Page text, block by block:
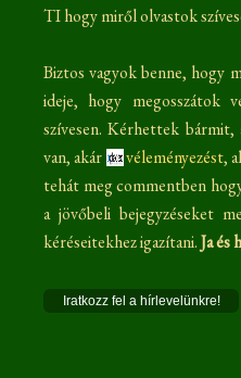
TI hogy miről olvastok
Biztos vagyok benne, hogy
ideje, hogy megosszátok
szívesen. Kérhettek bármit,
van, akár
véleményezést,
tehát meg commentben
a jövőbeli bejegyzéseket
kéréseitekhez igazítani.Ja és
Iratkozz fel a hírlevelünkre!